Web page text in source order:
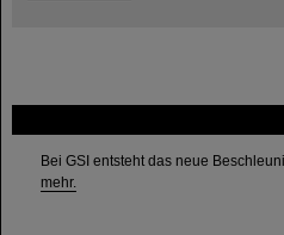
Bei GSI entsteht das neue
mehr.